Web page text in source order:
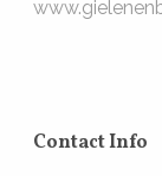
Contact Info